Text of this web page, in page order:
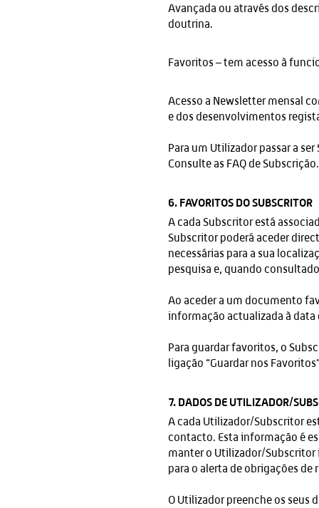
Avançada ou através dos
doutrina.
Favoritos – tem acesso à
Acesso a Newsletter mensal
e dos desenvolvimentos
Para um Utilizador passar a
Consulte as FAQ de Subscrição.
6. FAVORITOS DO SUBSCRITOR
A cada Subscritor está
Subscritor poderá aceder
necessárias para a sua
pesquisa e, quando
Ao aceder a um documento
informação actualizada à data
Para guardar favoritos, o
ligação “Guardar nos
7. DADOS DE UTILIZADOR/
A cada Utilizador/Subscritor
contacto. Esta informação é
manter o Utilizador/
para o alerta de obrigações
O Utilizador preenche os seus